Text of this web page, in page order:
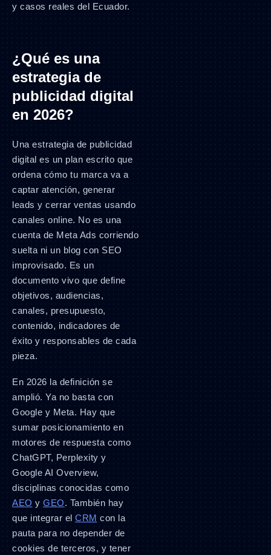
y casos reales del Ecuador.
¿Qué es una
estrategia de
publicidad digital
en 2026?
Una estrategia de publicidad
digital es un plan escrito que
ordena cómo tu marca va a
captar atención, generar
leads y cerrar ventas usando
canales online. No es una
cuenta de Meta Ads corriendo
suelta ni un blog con SEO
improvisado. Es un
documento vivo que define
objetivos, audiencias,
canales, presupuesto,
contenido, indicadores de
éxito y responsables de cada
pieza.
En 2026 la definición se
amplió. Ya no basta con
Google y Meta. Hay que
sumar posicionamiento en
motores de respuesta como
ChatGPT, Perplexity y
Google AI Overview,
disciplinas conocidas como
AEO y GEO. También hay
que integrar el CRM con la
pauta para no depender de
cookies de terceros, y tener